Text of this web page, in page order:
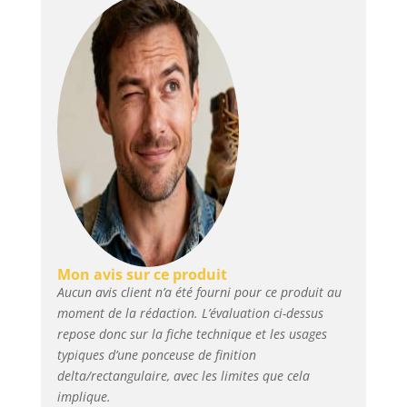
entre plateau triangulaire
(ponceuse triangulaire) et
rectangulaire pour une double
utilisation répondant à divers
besoins. Le plateau triangulaire
permet un ponçage précis dans
les espaces restreints (coins,
bords), tandis que le plateau
rectangulaire traite
efficacement les grandes
surfaces. Le changement libre
entre les deux modes double la
productivité. Particulièrement
adapté aux travaux nécessitant
une grande flexibilité comme la
décoration intérieure ou le
décapage de peinture 【Papier
abrasif triangulaire +
rectangulaire】 Deux types de
papier abrasif
Mon avis sur ce produit
Aucun avis client n’a été fourni pour ce produit au
moment de la rédaction. L’évaluation ci-dessus
repose donc sur la fiche technique et les usages
typiques d’une ponceuse de finition
delta/rectangulaire, avec les limites que cela
implique.